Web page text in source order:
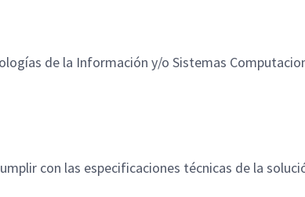
de la Información y/o Sistemas
con las especificaciones técnicas de la